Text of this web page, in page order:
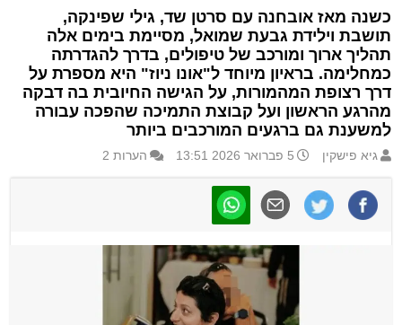
כשנה מאז אובחנה עם סרטן שד, גילי שפינקה,
תושבת וילידת גבעת שמואל, מסיימת בימים אלה
תהליך ארוך ומורכב של טיפולים, בדרך להגדרתה
כמחלימה. בראיון מיוחד ל"אונו ניוז" היא מספרת על
דרך רצופת המהמורות, על הגישה החיובית בה דבקה
מהרגע הראשון ועל קבוצת התמיכה שהפכה עבורה
למשענת גם ברגעים המורכבים ביותר
גיא פישקין 5 פברואר 2026 13:51 הערות 2